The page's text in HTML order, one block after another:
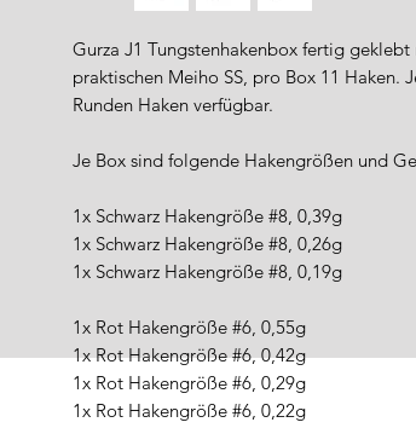
Gurza J1 Tungstenhakenbox fertig
praktischen Meiho SS, pro Box 11 Haken.
Runden Haken verfügbar.
Je Box sind folgende Hakengrößen und
1x Schwarz Hakengröße #8, 0,39g
1x Schwarz Hakengröße #8, 0,26g
1x Schwarz Hakengröße #8, 0,19g
1x Rot Hakengröße #6, 0,55g
1x Rot Hakengröße #6, 0,42g
1x Rot Hakengröße #6, 0,29g
1x Rot Hakengröße #6, 0,22g